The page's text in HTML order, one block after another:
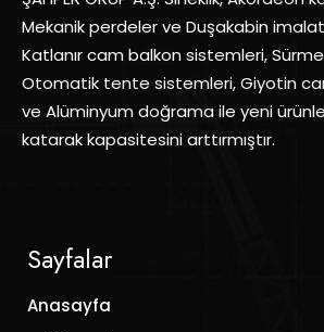
Mekanik perdeler ve Duşakabin
Katlanır cam balkon sistemleri,
Otomatik tente sistemleri, Giyotin
ve Alüminyum doğrama ile yeni
katarak kapasitesini arttırmıştır.
Sayfalar
Anasayfa